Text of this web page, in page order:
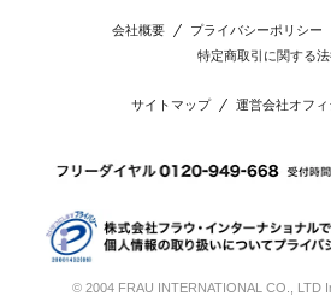
会社概要 プライバシーポリシー
特定商取引に関する
サイトマップ 運営会社オフィ
© 2004 FRAU INTERNATIONAL CO., LTD